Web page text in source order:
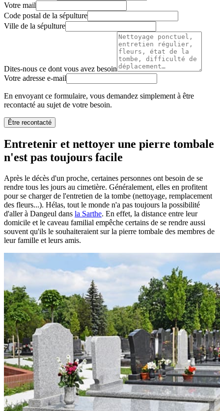
Votre mail
Code postal de la sépulture
Ville de la sépulture
Dites-nous ce dont vous avez besoin
Votre adresse e-mail
En envoyant ce formulaire, vous demandez simplement à être
recontacté au sujet de votre besoin.
Être recontacté
Entretenir et nettoyer une pierre tombale
n'est pas toujours facile
Après le décès d'un proche, certaines personnes ont besoin de se
rendre tous les jours au cimetière. Généralement, elles en profitent
pour se charger de l'entretien de la tombe (nettoyage, remplacement
des fleurs...). Hélas, tout le monde n'a pas toujours la possibilité
d'aller à Dangeul dans la Sarthe. En effet, la distance entre leur
domicile et le caveau familial empêche certains de se rendre aussi
souvent qu'ils le souhaiteraient sur la pierre tombale des membres de
leur famille et leurs amis.